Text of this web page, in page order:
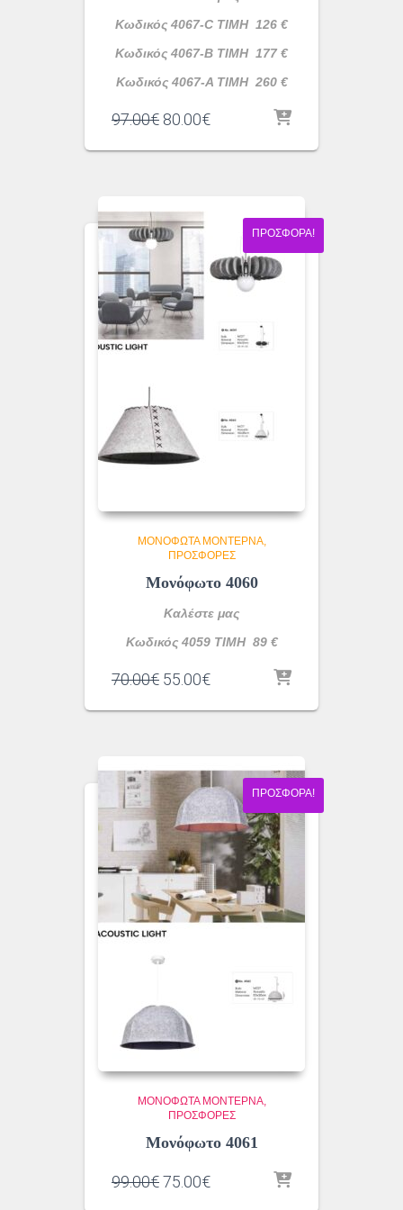
Κωδικός 4067-C ΤΙΜΗ 126 €
Κωδικός 4067-B ΤΙΜΗ 177 €
Κωδικός 4067-A ΤΙΜΗ 260 €
97.00€ Original
was:
80.00€Η
τιμή
ΠΡΟΣΦΟΡΆ!
ΜΟΝΌΦΩΤΑ ΜΟΝΤΈΡΝΑ
ΠΡΟΣΦΟΡΕΣ
Μονόφωτο 4060
Καλέστε μας
Κωδικός 4059 ΤΙΜΗ 89 €
70.00€ Original
was:
55.00€Η
τιμή
ΠΡΟΣΦΟΡΆ!
ΜΟΝΌΦΩΤΑ ΜΟΝΤΈΡΝΑ
ΠΡΟΣΦΟΡΕΣ
Μονόφωτο 4061
99.00€Original
75.00€Η